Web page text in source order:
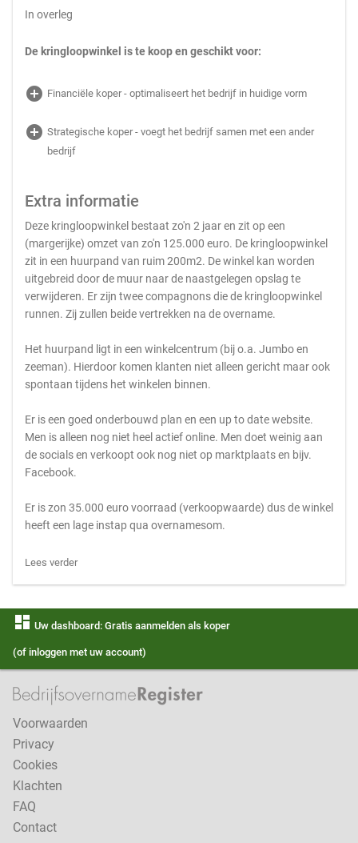
In overleg
De kringloopwinkel is te koop en geschikt voor:
add_circle Financiële koper - optimaliseert het bedrijf in huidige vorm
add_circle Strategische koper - voegt het bedrijf samen met een ander
bedrijf
Extra informatie
Deze kringloopwinkel bestaat zo'n 2 jaar en zit op een
(margerijke) omzet van zo'n 125.000 euro. De kringloopwinkel
zit in een huurpand van ruim 200m2. De winkel kan worden
uitgebreid door de muur naar de naastgelegen opslag te
verwijderen. Er zijn twee compagnons die de kringloopwinkel
runnen. Zij zullen beide vertrekken na de overname.
Het huurpand ligt in een winkelcentrum (bij o.a. Jumbo en
zeeman). Hierdoor komen klanten niet alleen gericht maar ook
spontaan tijdens het winkelen binnen.
Er is een goed onderbouwd plan en een up to date website.
Men is alleen nog niet heel actief online. Men doet weinig aan
de socials en verkoopt ook nog niet op marktplaats en bijv.
Facebook.
Er is zon 35.000 euro voorraad (verkoopwaarde) dus de winkel
heeft een lage instap qua overnamesom.
Lees verder
dashboard Uw dashboard: Gratis aanmelden als koper
(of inloggen met uw account)
Voorwaarden
Privacy
Cookies
Klachten
FAQ
Contact